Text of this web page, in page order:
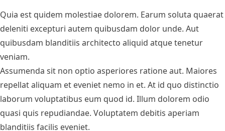
Quia est quidem molestiae dolorem. Earum soluta quaerat
deleniti excepturi autem quibusdam dolor unde. Aut
quibusdam blanditiis architecto aliquid atque tenetur
veniam.
Assumenda sit non optio asperiores ratione aut. Maiores
repellat aliquam et eveniet nemo in et. At id quo distinctio
laborum voluptatibus eum quod id. Illum dolorem odio
quasi quis repudiandae. Voluptatem debitis aperiam
blanditiis facilis eveniet.